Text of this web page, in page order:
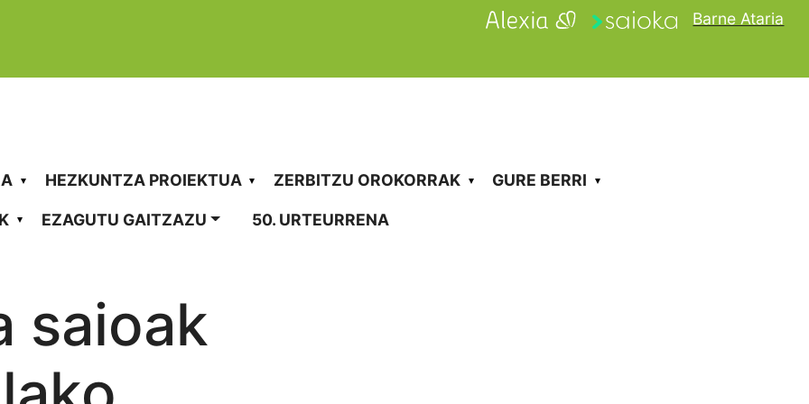
Barne Ataria
HEZKUNTZA PROIEKTUA ZERBITZU OROKORRAK GURE BERRI
EZAGUTU GAITZAZU 50. URTEURRENA
saioak